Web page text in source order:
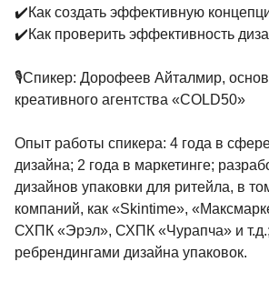
✔️Как создать эффективную
✔️Как проверить эффективность
🎙Спикер: Дорофеев Айталмир,
креативного агентства «COLD50»
Опыт работы спикера: 4 года в
дизайна; ⁠2 года в маркетинге;
дизайнов упаковки для ритейла, в
компаний, как «Skintime»,
СХПК «Эрэл», СХПК «Чурапча» и
ребрендингами дизайна упаковок.